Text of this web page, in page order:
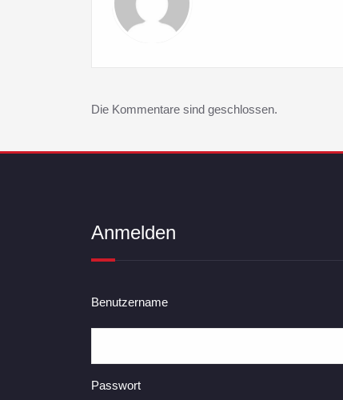
Die Kommentare sind geschlossen.
Anmelden
Benutzername
Passwort